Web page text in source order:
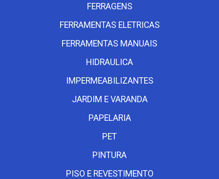
FERRAGENS
FERRAMENTAS ELETRICAS
FERRAMENTAS MANUAIS
HIDRAULICA
IMPERMEABILIZANTES
JARDIM E VARANDA
PAPELARIA
PET
PINTURA
PISO E REVESTIMENTO